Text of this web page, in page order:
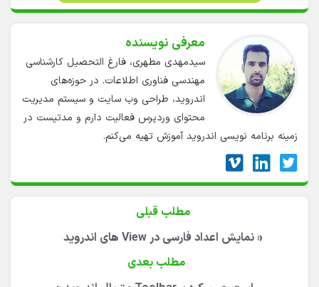
معرفی نویسنده
سیدمهدی مطهری، فارغ التحصیل کارشناسی
مهندسی فناوری اطلاعات. در حوزه‌های
اندروید، طراحی وب سایت و سیستم مدیریت
محتوای وردپرس فعالیت دارم و مدتیست در
زمینه برنامه نویسی اندروید آموزش تهیه می‌کنم.
مطلب قبلی
« نمایش اعداد فارسی در View های اندروید
مطلب بعدی